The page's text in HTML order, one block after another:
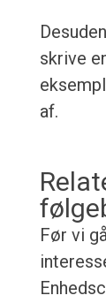
skrive
af.
Før vi